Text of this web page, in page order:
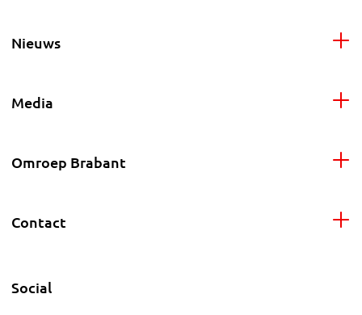
Nieuws
Media
Omroep Brabant
Contact
Social